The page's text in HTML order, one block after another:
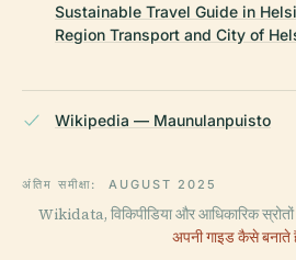
Sustainable Travel Guide in
Region Transport and City of
Wikipedia — Maunulanpuisto
अंतिम समीक्षा: AUGUST 2025
Wikidata, विकिपीडिया और आधिकारिक स्रोतों
अपनी गाइड कैसे